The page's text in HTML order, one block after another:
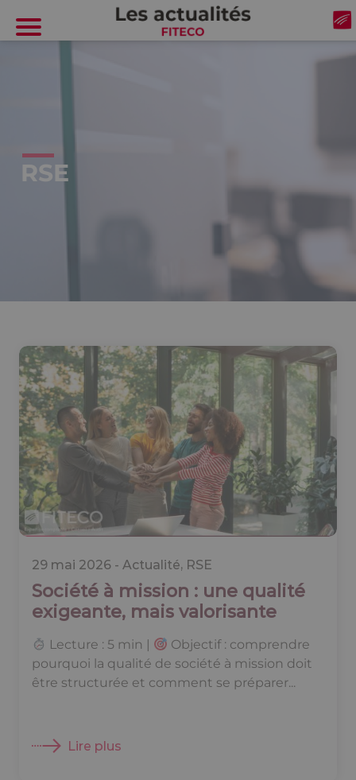
RSE
29 mai 2026 - Actualité, RSE
Société à mission : une qualité
exigeante, mais valorisante
Lecture : 5 min |
Objectif : comprendre
pourquoi la qualité de société à mission doit
être structurée et comment se préparer...
Lire plus
Cookies management panel